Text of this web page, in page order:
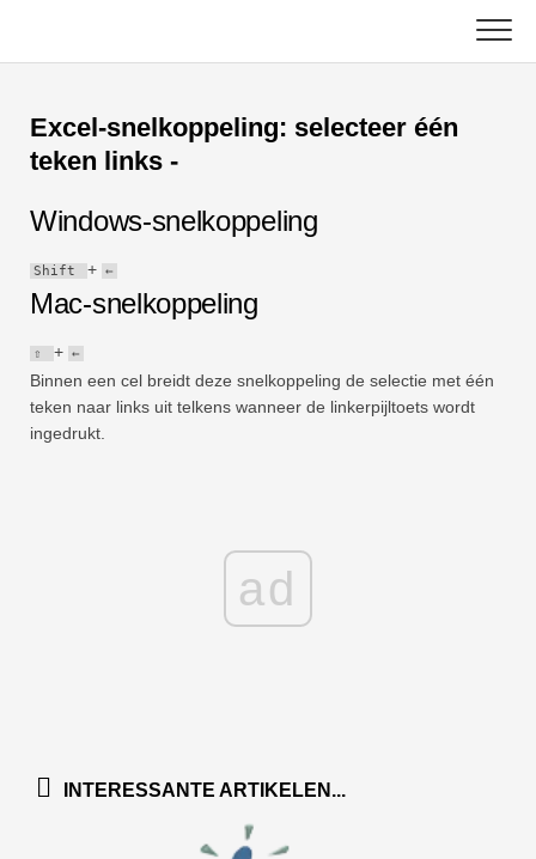
content
Excel-functies
Grafiek
Excel-tips
Formule
C ++
DSA
JavaScript
Kotlin
Excel-snelkoppeling: selecteer één
teken links -
Windows-snelkoppeling
Shift + ←
Mac-snelkoppeling
⇧ + ←
Binnen een cel breidt deze snelkoppeling de selectie met één
teken naar links uit telkens wanneer de linkerpijltoets wordt
ingedrukt.
ad
INTERESSANTE ARTIKELEN...